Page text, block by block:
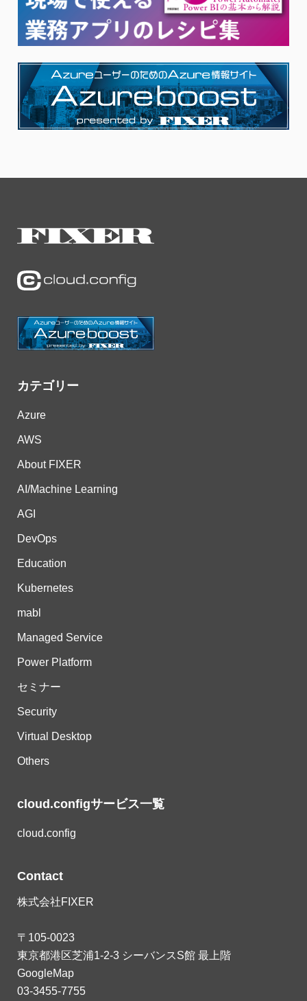
カテゴリー
Azure
AWS
About FIXER
AI/Machine Learning
AGI
DevOps
Education
Kubernetes
mabl
Managed Service
Power Platform
セミナー
Security
Virtual Desktop
Others
cloud.configサービス一覧
cloud.config
Contact
株式会社FIXER
〒105-0023
東京都港区芝浦1-2-3 シーバンスS館 最上階
GoogleMap
03-3455-7755